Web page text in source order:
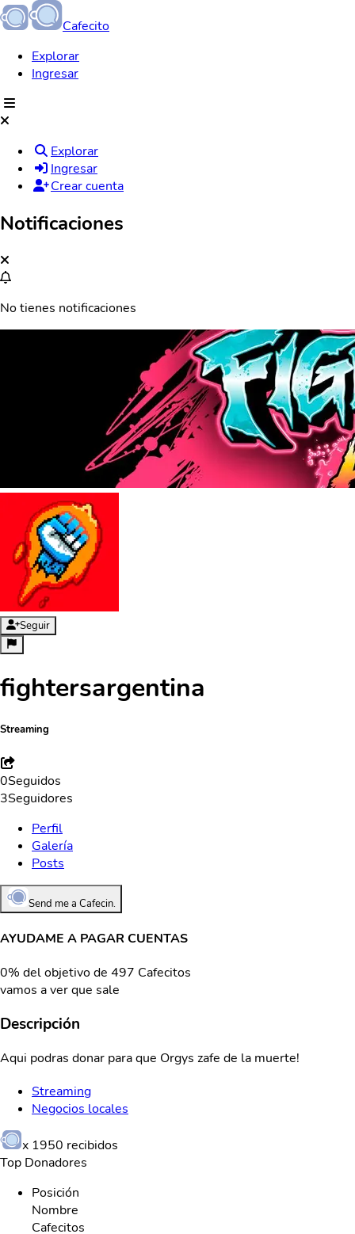
Cafecito
Explorar
Ingresar
Explorar
Ingresar
Crear cuenta
Notificaciones
No tienes notificaciones
Seguir
fightersargentina
Streaming
0Seguidos
3Seguidores
Perfil
Galería
Posts
Send me a Cafecin.
AYUDAME A PAGAR CUENTAS
0% del objetivo de 497 Cafecitos
vamos a ver que sale
Descripción
Aqui podras donar para que Orgys zafe de la muerte!
Streaming
Negocios locales
x 1950 recibidos
Top Donadores
Posición
Nombre
Cafecitos